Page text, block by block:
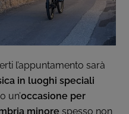
l’appuntamento sarà
in luoghi speciali
un’occasione per
minore spesso non